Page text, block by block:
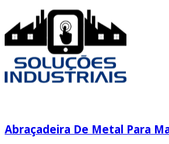
Abraçadeira De Metal Para